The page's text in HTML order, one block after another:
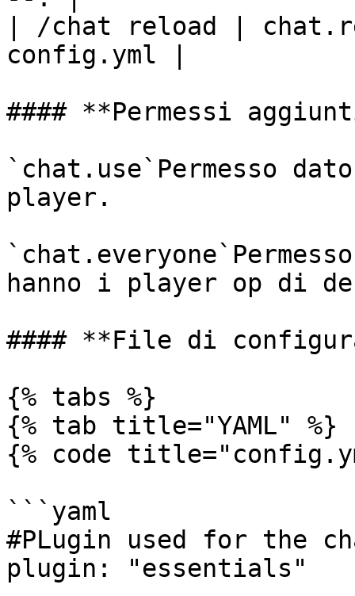
| /chat reload |
config.yml |
#### **Permessi
`chat.use`Permesso
player.
hanno i player op di
#### **File di
{% tabs %}
{% tab title="YAML" %}
{% code
```yaml
#PLugin used for the
plugin: "essentials"